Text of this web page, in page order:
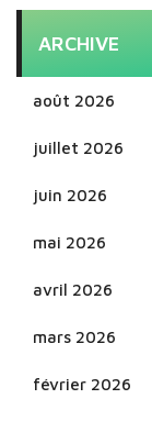
ARCHIVE
août 2026
juillet 2026
juin 2026
mai 2026
avril 2026
mars 2026
février 2026